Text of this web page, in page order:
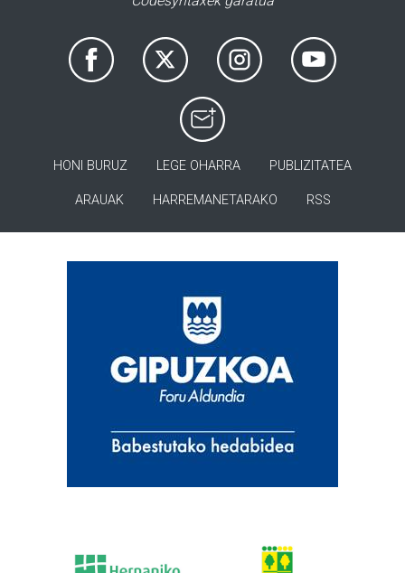
HONI BURUZ LEGE OHARRA PUBLIZITATEA
ARAUAK HARREMANETARAKO RSS